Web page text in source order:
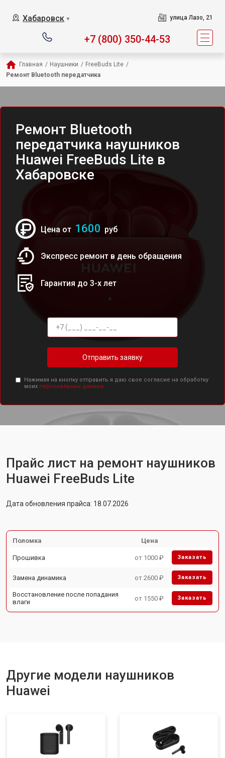
Хабаровск ▼ улица Лазо, 21
+7 (800) 350-44-53
Главная / Наушники / FreeBuds Lite /
Ремонт Bluetooth передатчика
Ремонт Bluetooth
передатчика наушников
Huawei FreeBuds Lite в
Хабаровске
Цена от 1600 руб
Экспресс ремонт в день обращения
Гарантия до 3-х лет
Отправить заявку
Нажимая на кнопку отправить я даю свое согласие на обработку
моих персональных данных.
Прайс лист на ремонт наушников
Huawei FreeBuds Lite
Дата обновления прайса: 18.07.2026
Поломка Цена
Прошивка от 1000 ₽ Заказать
Замена динамика от 2600 ₽ Заказать
Восстановление после попадания
влаги
от 1550 ₽ Заказать
Другие модели наушников
Huawei